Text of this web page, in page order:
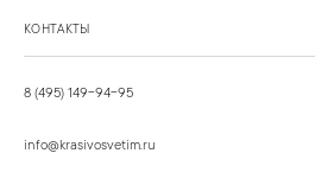
КОНТАКТЫ
8 (495) 149-94-95
info@krasivosvetim.ru